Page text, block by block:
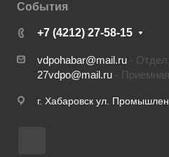
События
+7 (4212) 27-58-15
vdpohabar@mail.ru -
27vdpo@mail.ru - Приемная
г. Хабаровск ул.